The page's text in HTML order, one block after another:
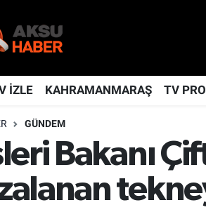
İZLE KAHRAMANMARAŞ TV
GÜNDEM
Bakanı
Vakitleri
Grup Puan Durumu ve Fikstür